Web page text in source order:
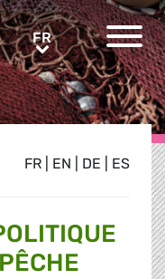
FRFR
FR EN DE ES